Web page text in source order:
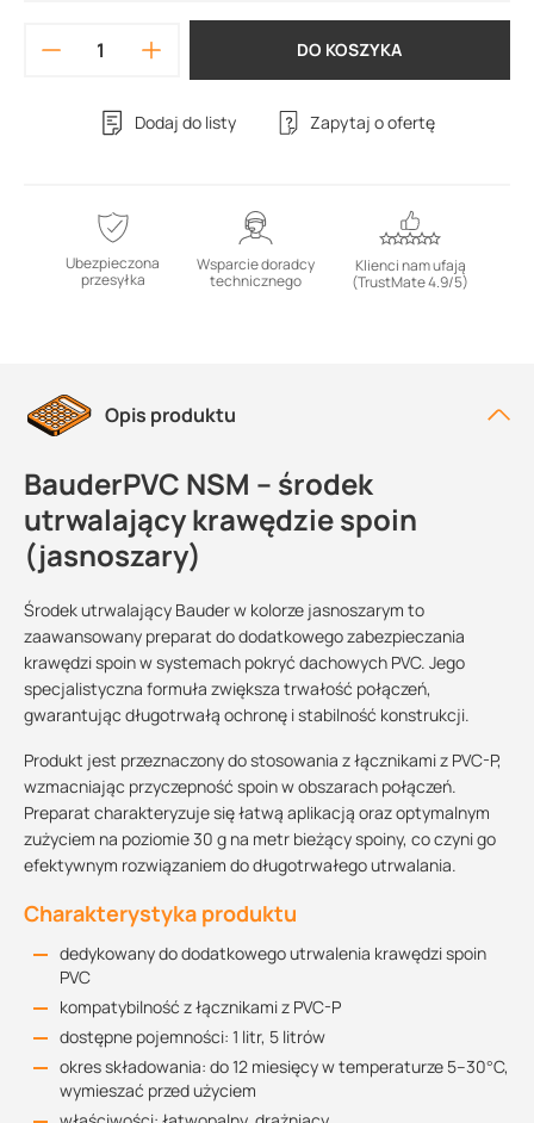
DO KOSZYKA
Dodaj do listy Zapytaj o ofertę
Ubezpieczona
przesyłka
Wsparcie doradcy
technicznego
Klienci nam ufają
(TrustMate 4.9/5)
Opis produktu
BauderPVC NSM – środek
utrwalający krawędzie spoin
(jasnoszary)
Środek utrwalający Bauder w kolorze jasnoszarym to
zaawansowany preparat do dodatkowego zabezpieczania
krawędzi spoin w systemach pokryć dachowych PVC. Jego
specjalistyczna formuła zwiększa trwałość połączeń,
gwarantując długotrwałą ochronę i stabilność konstrukcji.
Produkt jest przeznaczony do stosowania z łącznikami z PVC-P,
wzmacniając przyczepność spoin w obszarach połączeń.
Preparat charakteryzuje się łatwą aplikacją oraz optymalnym
zużyciem na poziomie 30 g na metr bieżący spoiny, co czyni go
efektywnym rozwiązaniem do długotrwałego utrwalania.
Charakterystyka produktu
dedykowany do dodatkowego utrwalenia krawędzi spoin
PVC
kompatybilność z łącznikami z PVC-P
dostępne pojemności: 1 litr, 5 litrów
okres składowania: do 12 miesięcy w temperaturze 5–30°C,
wymieszać przed użyciem